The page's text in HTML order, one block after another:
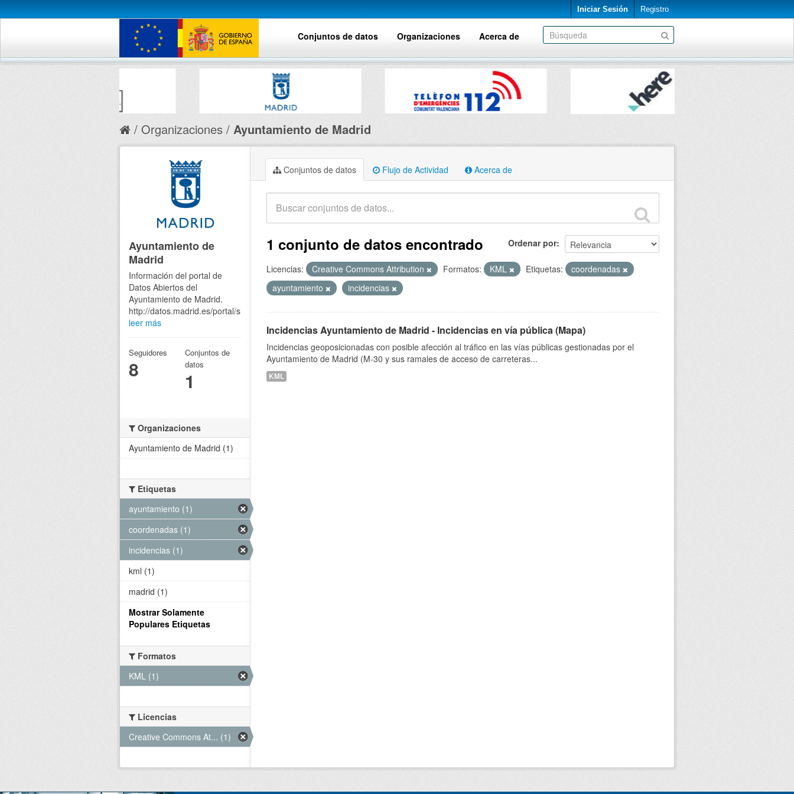
Iniciar Sesión Registro
Conjuntos de datos Organizaciones Acerca de
Organizaciones Ayuntamiento de Madrid
Conjuntos de datos Flujo de Actividad Acerca de
Ordenar por
1 conjunto de datos encontrado
Licencias: Creative Commons Attribution Formatos: KML Etiquetas:
coordenadas
ayuntamiento
incidencias
Incidencias Ayuntamiento de Madrid - Incidencias en vía pública (Mapa)
Incidencias geoposicionadas con posible afección al tráfico en las vías públicas gestionadas por el
Ayuntamiento de Madrid (M-30 y sus ramales de acceso de carreteras...
KML
Ayuntamiento de
Madrid
Información del portal de
Datos Abiertos del
Ayuntamiento de Madrid.
http://datos.madrid.es/portal/site/egob
leer más
Seguidores
8
Conjuntos de
datos
1
Organizaciones
Ayuntamiento de Madrid (1)
Etiquetas
ayuntamiento (1)
coordenadas (1)
incidencias (1)
kml (1)
madrid (1)
Mostrar Solamente
Populares Etiquetas
Formatos
KML (1)
Licencias
Creative Commons At... (1)